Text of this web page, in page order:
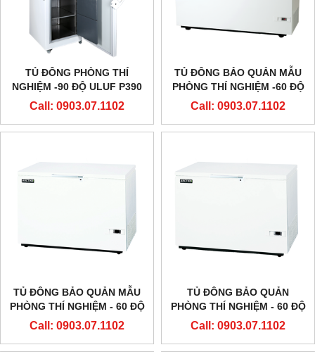
TỦ ĐÔNG PHÒNG THÍ
NGHIỆM -90 ĐỘ ULUF P390
HÃNG ARCTIKO - ĐAN MẠCH
Call: 0903.07.1102
TỦ ĐÔNG BẢO QUẢN MẪU
PHÒNG THÍ NGHIỆM -60 ĐỘ
LTF 535 HÃNG ARCTIKO -
Call: 0903.07.1102
TỦ ĐÔNG BẢO QUẢN MẪU
PHÒNG THÍ NGHIỆM - 60 ĐỘ
LTF 425 HÃNG ARCTIKO -
Call: 0903.07.1102
TỦ ĐÔNG BẢO QUẢN
PHÒNG THÍ NGHIỆM - 60 ĐỘ
LTF 325 HÃNG ARCTIKO -
Call: 0903.07.1102